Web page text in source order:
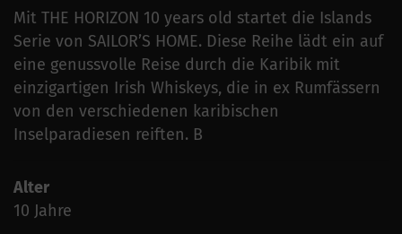
Mit THE HORIZON 10 years old startet die Islands
Serie von SAILOR’S HOME. Diese Reihe lädt ein auf
eine genussvolle Reise durch die Karibik mit
einzigartigen Irish Whiskeys, die in ex Rumfässern
von den verschiedenen karibischen
Inselparadiesen reiften. B
Alter
10 Jahre